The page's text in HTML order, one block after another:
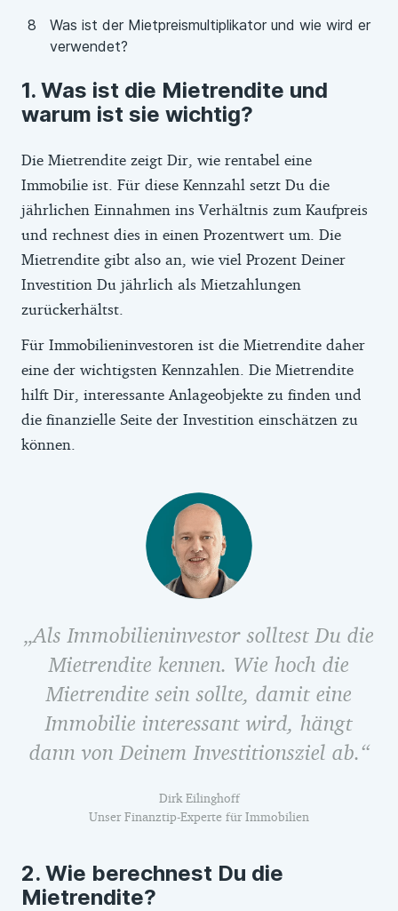
Was ist der Mietpreismultiplikator und wie wird er
verwendet?
Was ist die Mietrendite und
warum ist sie wichtig?
Die Mietrendite zeigt Dir, wie rentabel eine
Immobilie ist. Für diese Kennzahl setzt Du die
jährlichen Einnahmen ins Verhältnis zum Kaufpreis
und rechnest dies in einen Prozentwert um. Die
Mietrendite gibt also an, wie viel Prozent Deiner
Investition Du jährlich als Mietzahlungen
zurückerhältst.
Für Immobilieninvestoren ist die Mietrendite daher
eine der wichtigsten Kennzahlen. Die Mietrendite
hilft Dir, interessante Anlageobjekte zu finden und
die finanzielle Seite der Investition einschätzen zu
können.
Als Immobilieninvestor solltest Du die
Mietrendite kennen. Wie hoch die
Mietrendite sein sollte, damit eine
Immobilie interessant wird, hängt
dann von Deinem Investitionsziel ab.
Dirk Eilinghoff
Unser Finanztip-Experte für Immobilien
Wie berechnest Du die
Mietrendite?